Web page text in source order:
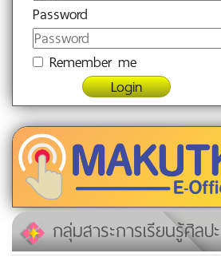
Password
Remember me
Login
กลุ่มสาระการเรียนรู้ศิลปะ